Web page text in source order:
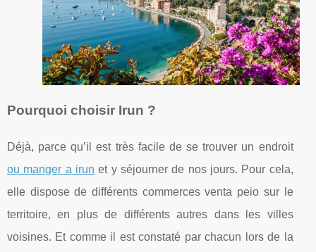
Pourquoi choisir Irun ?
Déjà, parce qu’il est très facile de se trouver un endroit
ou manger a irun et y séjourner de nos jours. Pour cela,
elle dispose de différents commerces venta peio sur le
territoire, en plus de différents autres dans les villes
voisines. Et comme il est constaté par chacun lors de la